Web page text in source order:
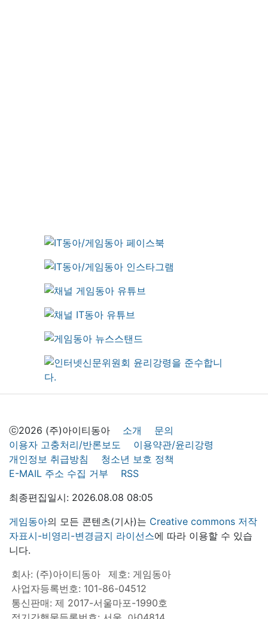
ⓒ2026 (주)아이티동아 소개
문의
이용자 고충처리/반론보도
이용약관/윤리강령
개인정보 취급방침
청소년 보호 정책
E-MAIL 주소 수집 거부
RSS
최종편집일시: 2026.08.08 08:05
게임동아의 모든 콘텐츠(기사)는 Creative commons 저작
자표시-비영리-변경금지 라이선스에 따라 이용할 수 있습
니다.
회사: (주)아이티동아
제호: 게임동아
사업자등록번호: 101-86-04512
통신판매: 제 2017-서울마포-1990호